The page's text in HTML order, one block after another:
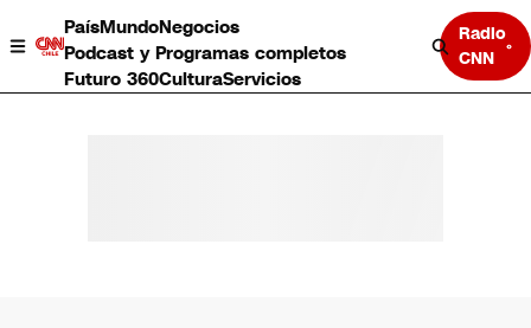
PaísMundoNegocios
Podcast y Programas completos
Futuro 360CulturaServicios
Radio
CNN